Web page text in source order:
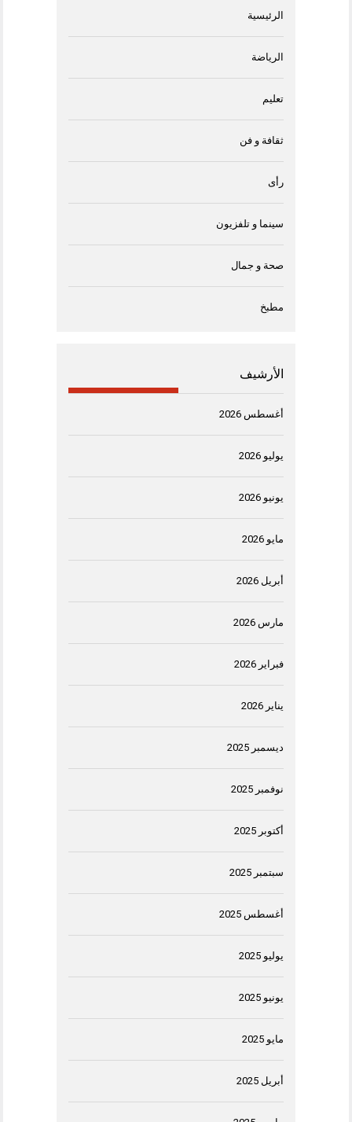
الرئيسية
الرياضة
تعليم
ثقافة و فن
رأى
سينما و تلفزيون
صحة و جمال
مطبخ
الأرشيف
أغسطس 2026
يوليو 2026
يونيو 2026
مايو 2026
أبريل 2026
مارس 2026
فبراير 2026
يناير 2026
ديسمبر 2025
نوفمبر 2025
أكتوبر 2025
سبتمبر 2025
أغسطس 2025
يوليو 2025
يونيو 2025
مايو 2025
أبريل 2025